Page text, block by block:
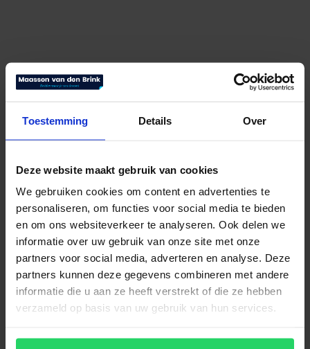
Toestemming Details Over
Deze website maakt gebruik van cookies
We gebruiken cookies om content en advertenties te
personaliseren, om functies voor social media te bieden
en om ons websiteverkeer te analyseren. Ook delen we
informatie over uw gebruik van onze site met onze
partners voor social media, adverteren en analyse. Deze
partners kunnen deze gegevens combineren met andere
informatie die u aan ze heeft verstrekt of die ze hebben
verzameld op basis van uw gebruik van hun services.
Elegance Winter
€219,00 Bekijk product